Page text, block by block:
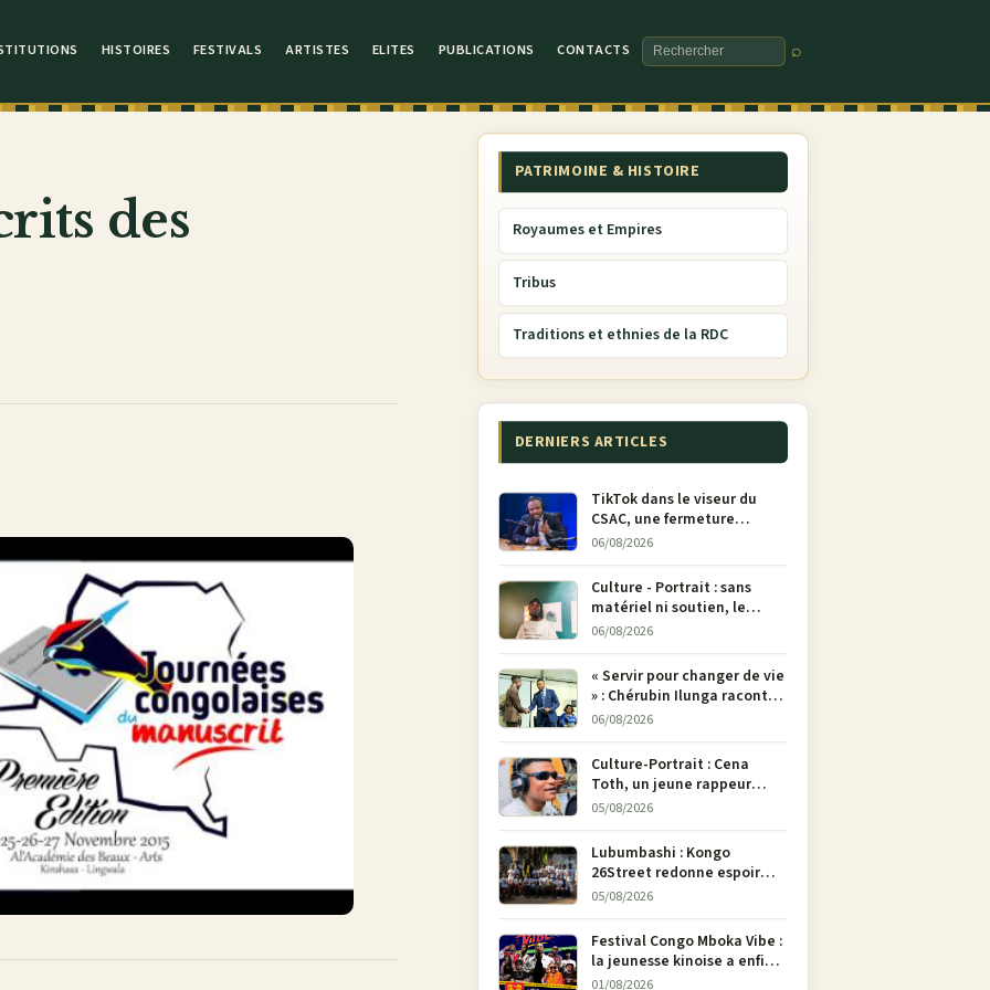
HISTOIRES FESTIVALS ARTISTES ELITES PUBLICATIONS CONTACTS
Rechercher
⌕
des
PATRIMOINE & HISTOIRE
Royaumes et Empires
Tribus
Traditions et ethnies de la RDC
DERNIERS ARTICLES
TikTok dans le viseur du
CSAC, une fermeture
envisagée pour contrer la
06/08/2026
Culture - Portrait : sans
matériel ni soutien, le
dessinateur Justin
son crayon
06/08/2026
« Servir pour changer de vie
» : Chérubin Ilunga raconte
le parcours du député
Tshimbu en 137 pages
06/08/2026
Culture-Portrait : Cena
Toth, un jeune rappeur
déterminé à faire entendre
05/08/2026
Lubumbashi : Kongo
26Street redonne espoir
aux enfants de la rue par
05/08/2026
Festival Congo Mboka Vibe :
la jeunesse kinoise a enfin
sa plateforme de culture
01/08/2026